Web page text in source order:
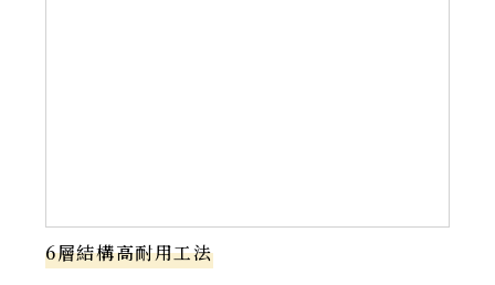
6層結構高耐用工法